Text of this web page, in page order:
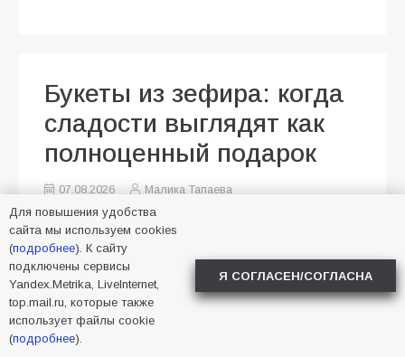
Букеты из зефира: когда
сладости выглядят как
полноценный подарок
07.08.2026
Малика Тапаева
Новости в Батайске
Для повышения удобства
сайта мы используем cookies
(подробнее). К сайту
подключены сервисы
Yandex.Metrika, LiveInternet,
top.mail.ru, которые также
использует файлы cookie
(подробнее).
Я СОГЛАСЕН/СОГЛАСНА